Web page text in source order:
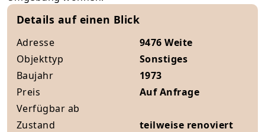
Details auf einen Blick
Adresse
9476 Weite
Objekttyp
Sonstiges
Baujahr
1973
Preis
Auf Anfrage
Verfügbar ab
Zustand
teilweise renoviert